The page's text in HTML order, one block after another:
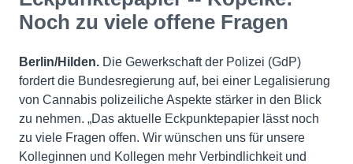
Noch zu viele offene Fragen
Berlin/Hilden. Die Gewerkschaft der Polizei (GdP)
fordert die Bundesregierung auf, bei einer Legalisierung
von Cannabis polizeiliche Aspekte stärker in den Blick
zu nehmen. „Das aktuelle Eckpunktepapier lässt noch
zu viele Fragen offen. Wir wünschen uns für unsere
Kolleginnen und Kollegen mehr Verbindlichkeit und